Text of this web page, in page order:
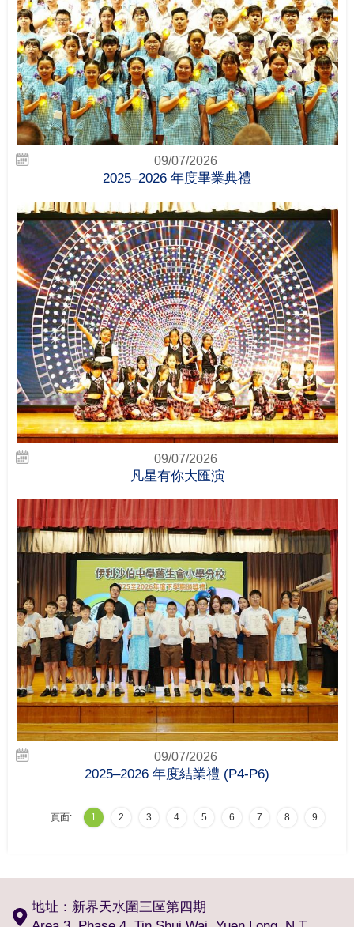
09/07/2026
2025–2026 年度畢業典禮
09/07/2026
凡星有你大匯演
09/07/2026
2025–2026 年度結業禮 (P4-P6)
頁面: 1 2 3 4 5 6 7 8 9 …
地址：新界天水圍三區第四期